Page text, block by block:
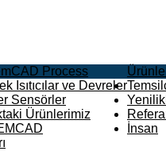
Process
Isıtıcılar ve Devreler
Sensörler
Ürünlerimiz
İnsan